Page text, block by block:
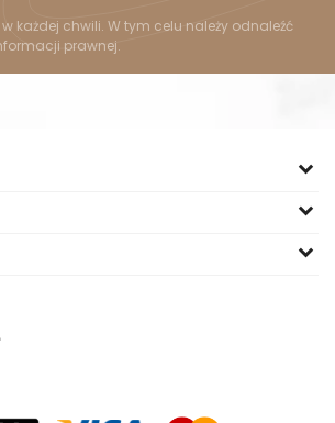
każdej chwili. W tym celu należy odnaleźć
prawnej.